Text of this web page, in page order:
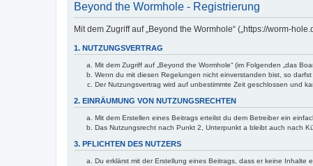
Beyond the Wormhole - Registrierung
Mit dem Zugriff auf „Beyond the Wormhole“ („https://worm-
1. NUTZUNGSVERTRAG
Mit dem Zugriff auf „Beyond the Wormhole“ (im Folgenden „das
Wenn du mit diesen Regelungen nicht einverstanden bist, so
Der Nutzungsvertrag wird auf unbestimmte Zeit geschlossen und
2. EINRÄUMUNG VON NUTZUNGSRECHTEN
Mit dem Erstellen eines Beitrags erteilst du dem Betreiber ein
Das Nutzungsrecht nach Punkt 2, Unterpunkt a bleibt auch nach
3. PFLICHTEN DES NUTZERS
Du erklärst mit der Erstellung eines Beitrags, dass er keine